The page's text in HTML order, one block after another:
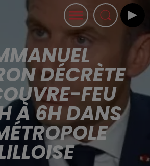
DÉCRÈTE
FEU
À 6H DANS